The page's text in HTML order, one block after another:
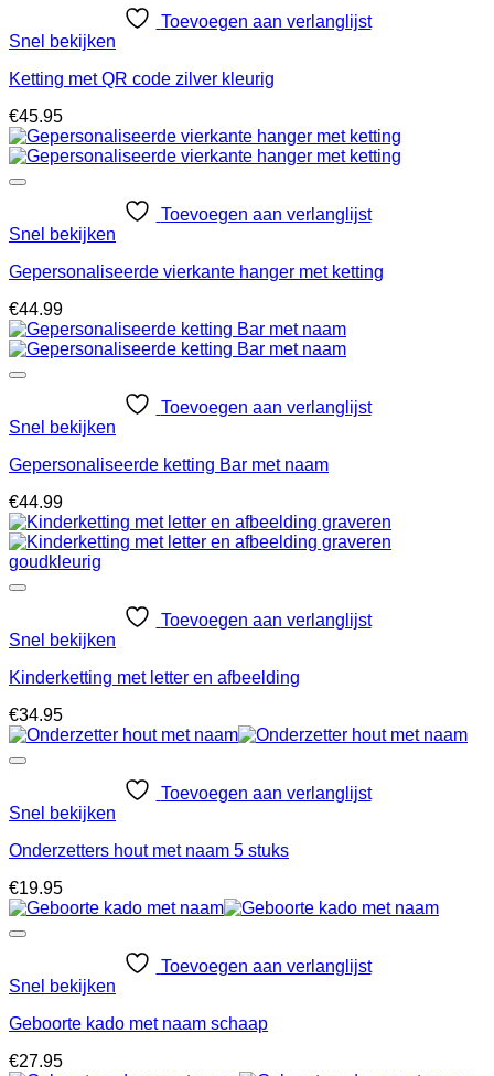
Toevoegen aan verlanglijst
Snel bekijken
Ketting met QR code zilver kleurig
€45.95
Toevoegen aan verlanglijst
Snel bekijken
Gepersonaliseerde vierkante hanger met ketting
€44.99
Toevoegen aan verlanglijst
Snel bekijken
Gepersonaliseerde ketting Bar met naam
€44.99
Toevoegen aan verlanglijst
Snel bekijken
Kinderketting met letter en afbeelding
€34.95
Toevoegen aan verlanglijst
Snel bekijken
Onderzetters hout met naam 5 stuks
€19.95
Toevoegen aan verlanglijst
Snel bekijken
Geboorte kado met naam schaap
€27.95